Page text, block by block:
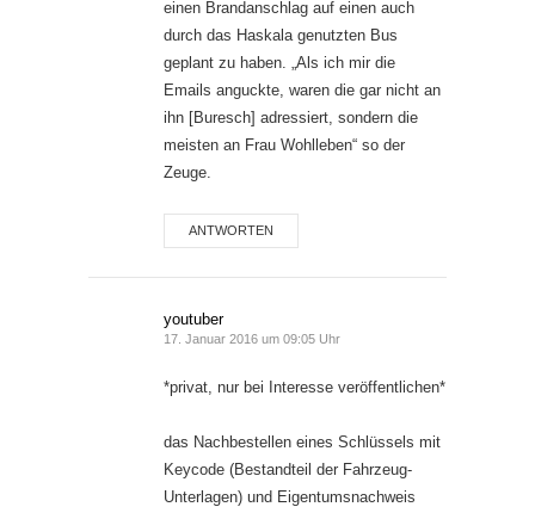
einen Brandanschlag auf einen auch
durch das Haskala genutzten Bus
geplant zu haben. „Als ich mir die
Emails anguckte, waren die gar nicht an
ihn [Buresch] adressiert, sondern die
meisten an Frau Wohlleben“ so der
Zeuge.
ANTWORTEN
youtuber
17. Januar 2016 um 09:05 Uhr
*privat, nur bei Interesse veröffentlichen*
das Nachbestellen eines Schlüssels mit
Keycode (Bestandteil der Fahrzeug-
Unterlagen) und Eigentumsnachweis